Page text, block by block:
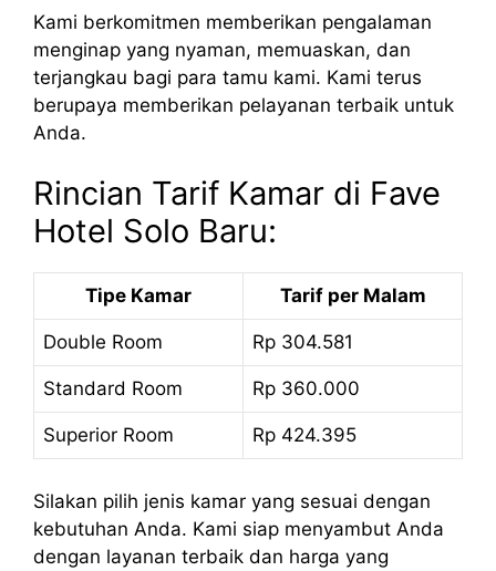
Kami berkomitmen memberikan pengalaman
menginap yang nyaman, memuaskan, dan
terjangkau bagi para tamu kami. Kami terus
berupaya memberikan pelayanan terbaik untuk
Anda.
Rincian Tarif Kamar di Fave
Hotel Solo Baru:
Tipe Kamar Tarif per Malam
Double Room Rp 304.581
Standard Room Rp 360.000
Superior Room Rp 424.395
Silakan pilih jenis kamar yang sesuai dengan
kebutuhan Anda. Kami siap menyambut Anda
dengan layanan terbaik dan harga yang